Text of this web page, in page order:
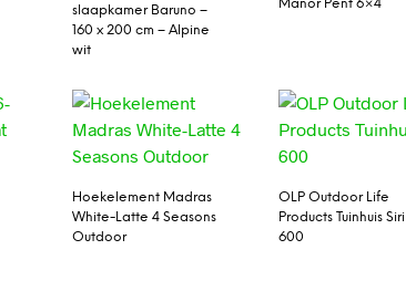
slaapkamer Baruno –
160 x 200 cm – Alpine
wit
Manor Pent 6×4
Hoekelement Madras
White-Latte 4 Seasons
Outdoor
OLP Outdoor Life
Products Tuinhuis Siri
600